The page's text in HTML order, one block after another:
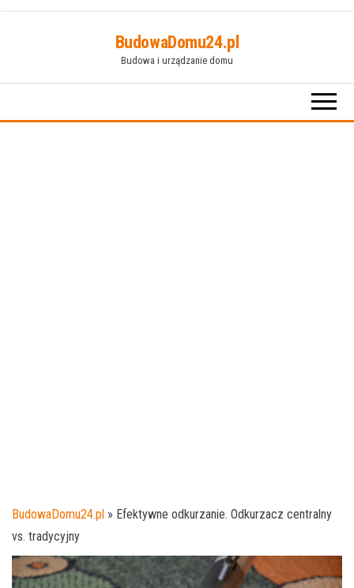
BudowaDomu24.pl
Budowa i urządzanie domu
BudowaDomu24.pl » Efektywne odkurzanie. Odkurzacz centralny
vs. tradycyjny